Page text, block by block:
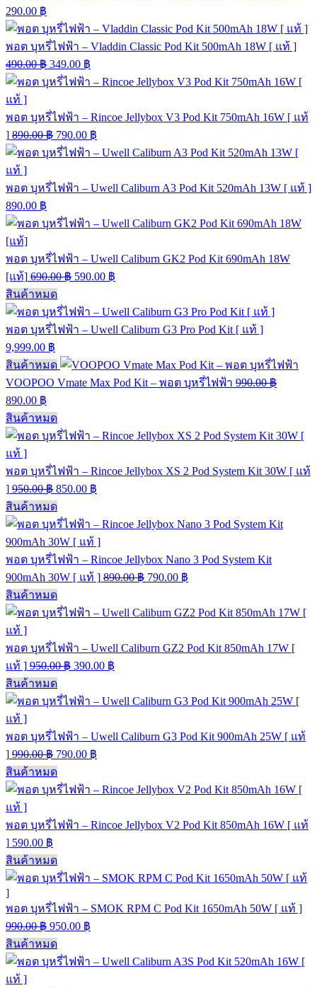
290.00 ฿
พอต บุหรี่ไฟฟ้า – Vladdin Classic Pod Kit 500mAh 18W [ แท้ ]
490.00฿ 349.00 ฿
พอต บุหรี่ไฟฟ้า – Rincoe Jellybox V3 Pod Kit 750mAh 16W [ แท้
] 890.00฿ 790.00 ฿
พอต บุหรี่ไฟฟ้า – Uwell Caliburn A3 Pod Kit 520mAh 13W [ แท้ ]
890.00 ฿
พอต บุหรี่ไฟฟ้า – Uwell Caliburn GK2 Pod Kit 690mAh 18W
[แท้] 690.00฿ 590.00 ฿
สินค้าหมด
พอต บุหรี่ไฟฟ้า – Uwell Caliburn G3 Pro Pod Kit [ แท้ ]
9,999.00 ฿
สินค้าหมด
VOOPOO Vmate Max Pod Kit – พอต บุหรี่ไฟฟ้า 990.00฿
890.00 ฿
สินค้าหมด
พอต บุหรี่ไฟฟ้า – Rincoe Jellybox XS 2 Pod System Kit 30W [ แท้
] 950.00฿ 850.00 ฿
สินค้าหมด
พอต บุหรี่ไฟฟ้า – Rincoe Jellybox Nano 3 Pod System Kit
900mAh 30W [ แท้ ] 890.00฿ 790.00 ฿
สินค้าหมด
พอต บุหรี่ไฟฟ้า – Uwell Caliburn GZ2 Pod Kit 850mAh 17W [
แท้ ] 950.00฿ 390.00 ฿
สินค้าหมด
พอต บุหรี่ไฟฟ้า – Uwell Caliburn G3 Pod Kit 900mAh 25W [ แท้
] 990.00฿ 790.00 ฿
สินค้าหมด
พอต บุหรี่ไฟฟ้า – Rincoe Jellybox V2 Pod Kit 850mAh 16W [ แท้
] 590.00 ฿
สินค้าหมด
พอต บุหรี่ไฟฟ้า – SMOK RPM C Pod Kit 1650mAh 50W [ แท้ ]
990.00฿ 950.00 ฿
สินค้าหมด